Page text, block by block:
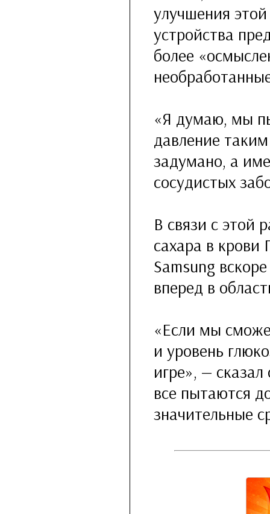
улучшения
устройства
более
«Я думаю, мы
давление
задумано, а
сосудистых
В связи с этой
сахара в крови
Samsung
вперед в
«Если мы
и уровень
игре», —
все пытаются
значительные